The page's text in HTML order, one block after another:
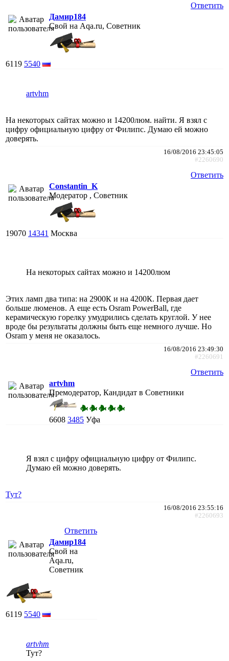
Ответить
Дамир184
Свой на Aqa.ru, Советник
6119 5540
artvhm
На некоторых сайтах можно и 14200люм. найти. Я взял с
цифру официальную цифру от Филипс. Думаю ей можно
доверять.
16/08/2016 23:45:05
#2260690
Ответить
Constantin_K
Модератор , Советник
19070 14341 Москва
На некоторых сайтах можно и 14200люм
Этих ламп два типа: на 2900К и на 4200К. Первая дает
больше люменов. А еще есть Osram PowerBall, где
керамическую горелку умудрились сделать круглой. У нее
вроде бы результаты должны быть еще немного лучше. Но
Osram у меня не оказалось.
16/08/2016 23:49:30
#2260691
Ответить
artvhm
Премодератор, Кандидат в Советники
6608 3485 Уфа
Я взял с цифру официальную цифру от Филипс.
Думаю ей можно доверять.
Тут?
16/08/2016 23:55:16
#2260693
Ответить
Дамир184
Свой на
Aqa.ru,
Советник
6119 5540
artvhm
Тут?